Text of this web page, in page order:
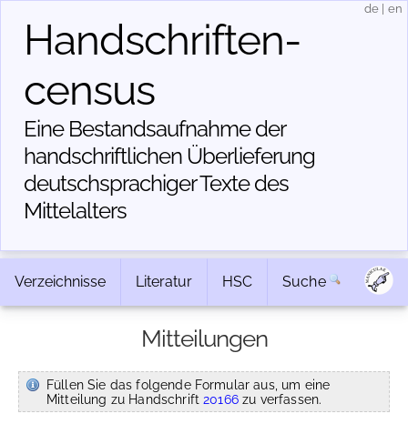
Handschriften­
census
Eine Bestandsaufnahme der
handschriftlichen Über­lieferung
deutschsprachiger Texte des
Mittelalters
de en
Verzeichnisse Literatur HSC Suche
Mitteilungen
Füllen Sie das folgende Formular aus, um eine
Mitteilung zu Handschrift20166zu verfassen.